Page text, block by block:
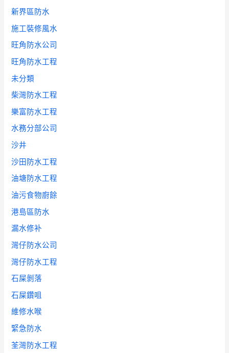
新界區防水
施工裝修風水
旺角防水公司
旺角防水工程
未分類
柴灣防水工程
樂富防水工程
水務分部公司
沙井
沙田防水工程
油塘防水工程
油污食物廚餘
港島區防水
漏水修补
灣仔防水公司
灣仔防水工程
石屎剝落
石屎鑽咀
維修水喉
緊急防水
荃灣防水工程